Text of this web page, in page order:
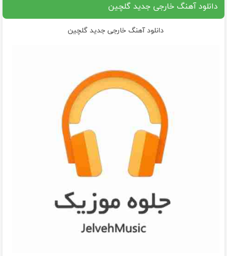
دانلود آهنگ خارجی جدید گلچین
دانلود آهنگ خارجی جدید گلچین